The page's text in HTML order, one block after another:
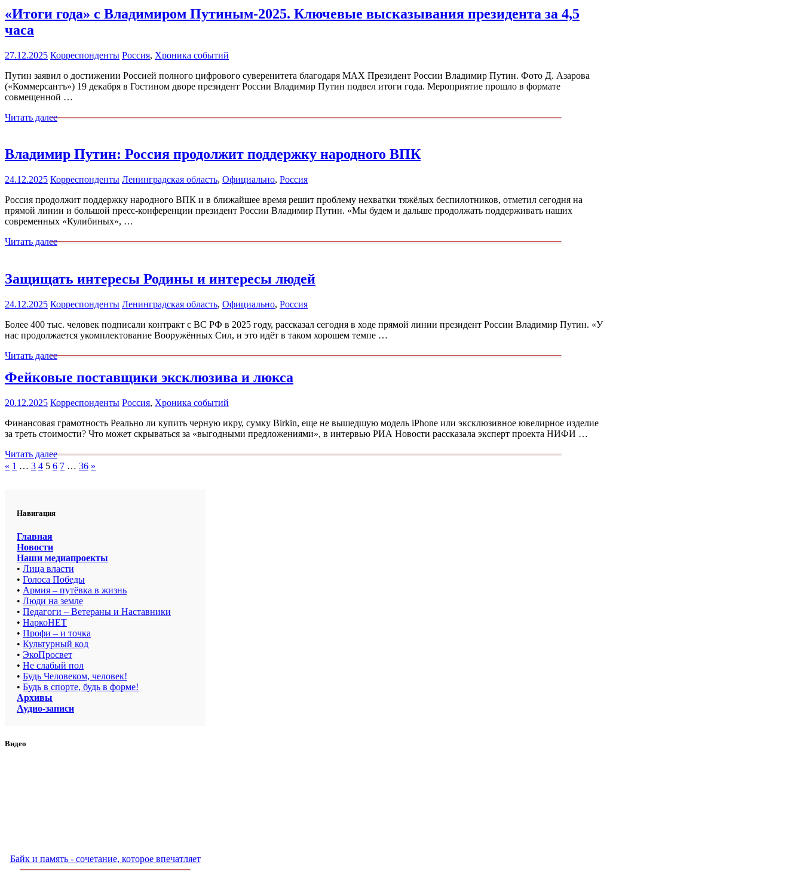
«Итоги года» с Владимиром Путиным-2025. Ключевые высказывания президента за 4,5
часа
27.12.2025 Корреспонденты Россия, Хроника событий
Путин заявил о достижении Россией полного цифрового суверенитета благодаря MAX Президент России Владимир Путин. Фото Д. Азарова
(«Коммерсантъ») 19 декабря в Гостином дворе президент России Владимир Путин подвел итоги года. Мероприятие прошло в формате
совмещенной …
Читать далее
Владимир Путин: Россия продолжит поддержку народного ВПК
24.12.2025 Корреспонденты Ленинградская область, Официально, Россия
Россия продолжит поддержку народного ВПК и в ближайшее время решит проблему нехватки тяжёлых беспилотников, отметил сегодня на
прямой линии и большой пресс-конференции президент России Владимир Путин. «Мы будем и дальше продолжать поддерживать наших
современных «Кулибиных», …
Читать далее
Защищать интересы Родины и интересы людей
24.12.2025 Корреспонденты Ленинградская область, Официально, Россия
Более 400 тыс. человек подписали контракт с ВС РФ в 2025 году, рассказал сегодня в ходе прямой линии президент России Владимир Путин. «У
нас продолжается укомплектование Вооружённых Сил, и это идёт в таком хорошем темпе …
Читать далее
Фейковые поставщики эксклюзива и люкса
20.12.2025 Корреспонденты Россия, Хроника событий
Финансовая грамотность Реально ли купить черную икру, сумку Birkin, еще не вышедшую модель iPhone или эксклюзивное ювелирное изделие
за треть стоимости? Что может скрываться за «выгодными предложениями», в интервью РИА Новости рассказала эксперт проекта НИФИ …
Читать далее
Пагинация
« Пред.
1 … 3 4 5 6 7 … 36 След.
»
Навигация
Главная
Новости
Наши медиапроекты
• Лица власти
• Голоса Победы
• Армия – путёвка в жизнь
• Люди на земле
• Педагоги – Ветераны и Наставники
• НаркоНЕТ
• Профи – и точка
• Культурный код
• ЭкоПросвет
• Не слабый пол
• Будь Человеком, человек!
• Будь в спорте, будь в форме!
Архивы
Аудио-записи
Видео
Байк и память - сочетание, которое впечатляет